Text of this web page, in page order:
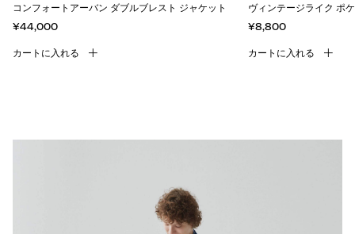
コンフォートアーバン ダブルブレスト ジャケット
¥44,000
カートに入れる
ヴィンテージライク ポ
¥8,800
カートに入れる